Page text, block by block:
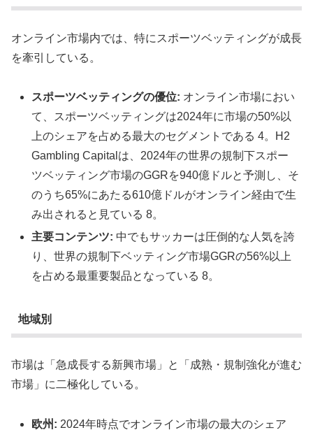
オンライン市場内では、特にスポーツベッティングが成長
を牽引している。
スポーツベッティングの優位: オンライン市場におい
て、スポーツベッティングは2024年に市場の50%以
上のシェアを占める最大のセグメントである 4。H2
Gambling Capitalは、2024年の世界の規制下スポー
ツベッティング市場のGGRを940億ドルと予測し、そ
のうち65%にあたる610億ドルがオンライン経由で生
み出されると見ている 8。
主要コンテンツ: 中でもサッカーは圧倒的な人気を誇
り、世界の規制下ベッティング市場GGRの56%以上
を占める最重要製品となっている 8。
地域別
市場は「急成長する新興市場」と「成熟・規制強化が進む
市場」に二極化している。
欧州: 2024年時点でオンライン市場の最大のシェア